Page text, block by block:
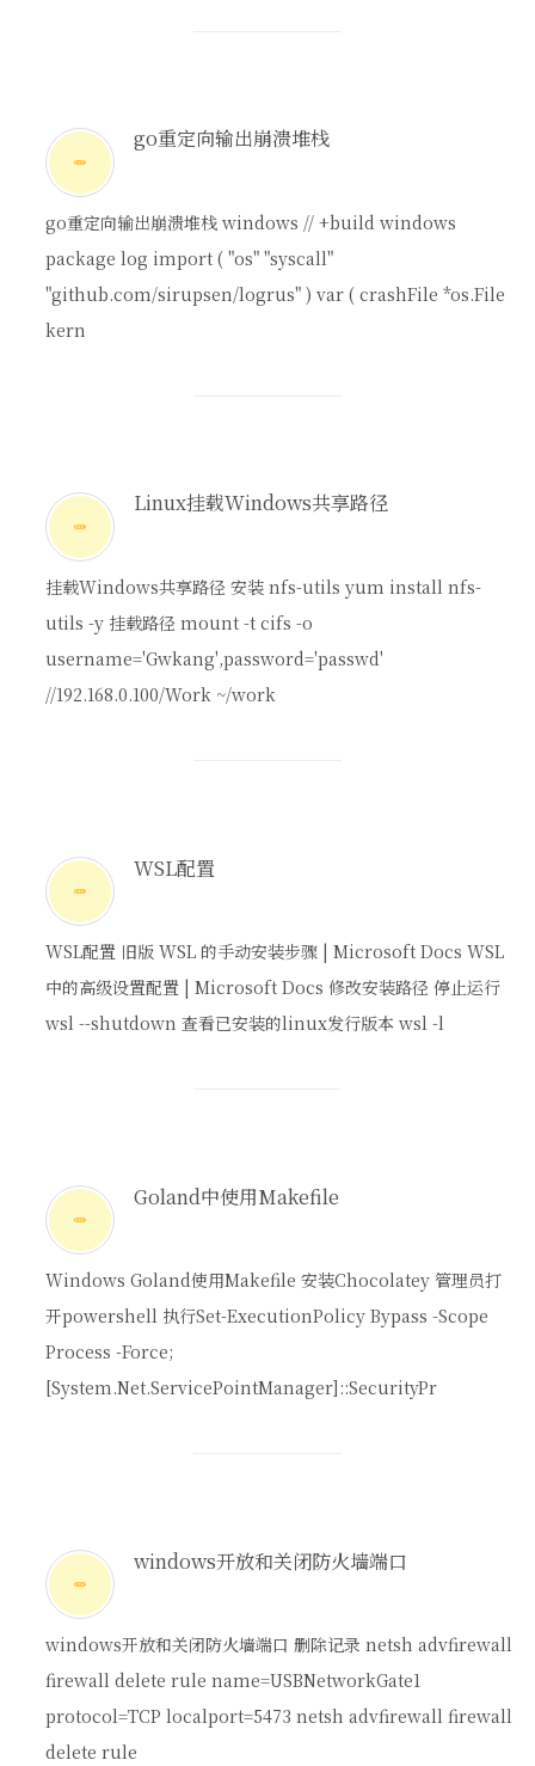
go重定向输出崩溃堆栈
go重定向输出崩溃堆栈 windows // +build windows
package log import ( "os" "syscall"
"github.com/sirupsen/logrus" ) var ( crashFile *os.File
kern
Linux挂载Windows共享路径
挂载Windows共享路径 安装 nfs-utils yum install nfs-
utils -y 挂载路径 mount -t cifs -o
username='Gwkang',password='passwd'
//192.168.0.100/Work ~/work
WSL配置
WSL配置 旧版 WSL 的手动安装步骤 | Microsoft Docs WSL
中的高级设置配置 | Microsoft Docs 修改安装路径 停止运行
wsl --shutdown 查看已安装的linux发行版本 wsl -l
Goland中使用Makefile
Windows Goland使用Makefile 安装Chocolatey 管理员打
开powershell 执行Set-ExecutionPolicy Bypass -Scope
Process -Force;
[System.Net.ServicePointManager]::SecurityPr
windows开放和关闭防火墙端口
windows开放和关闭防火墙端口 删除记录 netsh advfirewall
firewall delete rule name=USBNetworkGate1
protocol=TCP localport=5473 netsh advfirewall firewall
delete rule